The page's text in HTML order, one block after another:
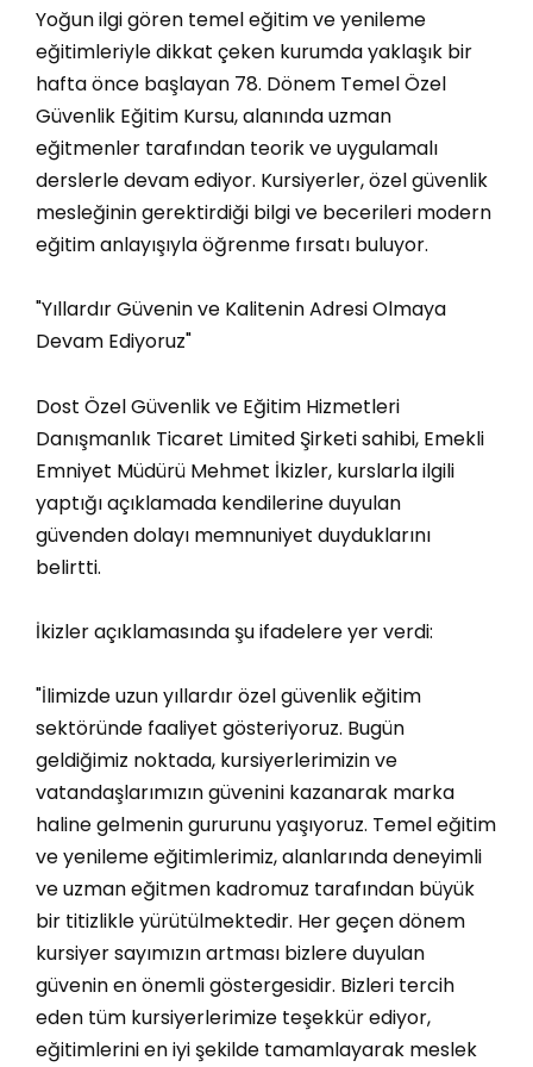
Yoğun ilgi gören temel eğitim ve yenileme
eğitimleriyle dikkat çeken kurumda yaklaşık bir
hafta önce başlayan 78. Dönem Temel Özel
Güvenlik Eğitim Kursu, alanında uzman
eğitmenler tarafından teorik ve uygulamalı
derslerle devam ediyor. Kursiyerler, özel güvenlik
mesleğinin gerektirdiği bilgi ve becerileri modern
eğitim anlayışıyla öğrenme fırsatı buluyor.
"Yıllardır Güvenin ve Kalitenin Adresi Olmaya
Devam Ediyoruz"
Dost Özel Güvenlik ve Eğitim Hizmetleri
Danışmanlık Ticaret Limited Şirketi sahibi, Emekli
Emniyet Müdürü Mehmet İkizler, kurslarla ilgili
yaptığı açıklamada kendilerine duyulan
güvenden dolayı memnuniyet duyduklarını
belirtti.
İkizler açıklamasında şu ifadelere yer verdi:
"İlimizde uzun yıllardır özel güvenlik eğitim
sektöründe faaliyet gösteriyoruz. Bugün
geldiğimiz noktada, kursiyerlerimizin ve
vatandaşlarımızın güvenini kazanarak marka
haline gelmenin gururunu yaşıyoruz. Temel eğitim
ve yenileme eğitimlerimiz, alanlarında deneyimli
ve uzman eğitmen kadromuz tarafından büyük
bir titizlikle yürütülmektedir. Her geçen dönem
kursiyer sayımızın artması bizlere duyulan
güvenin en önemli göstergesidir. Bizleri tercih
eden tüm kursiyerlerimize teşekkür ediyor,
eğitimlerini en iyi şekilde tamamlayarak meslek